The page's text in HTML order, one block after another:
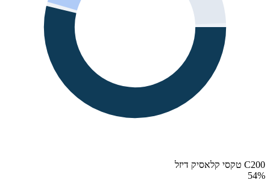
C200 טקסי קלאסיק דיזל
54%